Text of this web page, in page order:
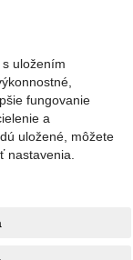
uložením
fungovanie
a
uložené, môžete
nastavenia.